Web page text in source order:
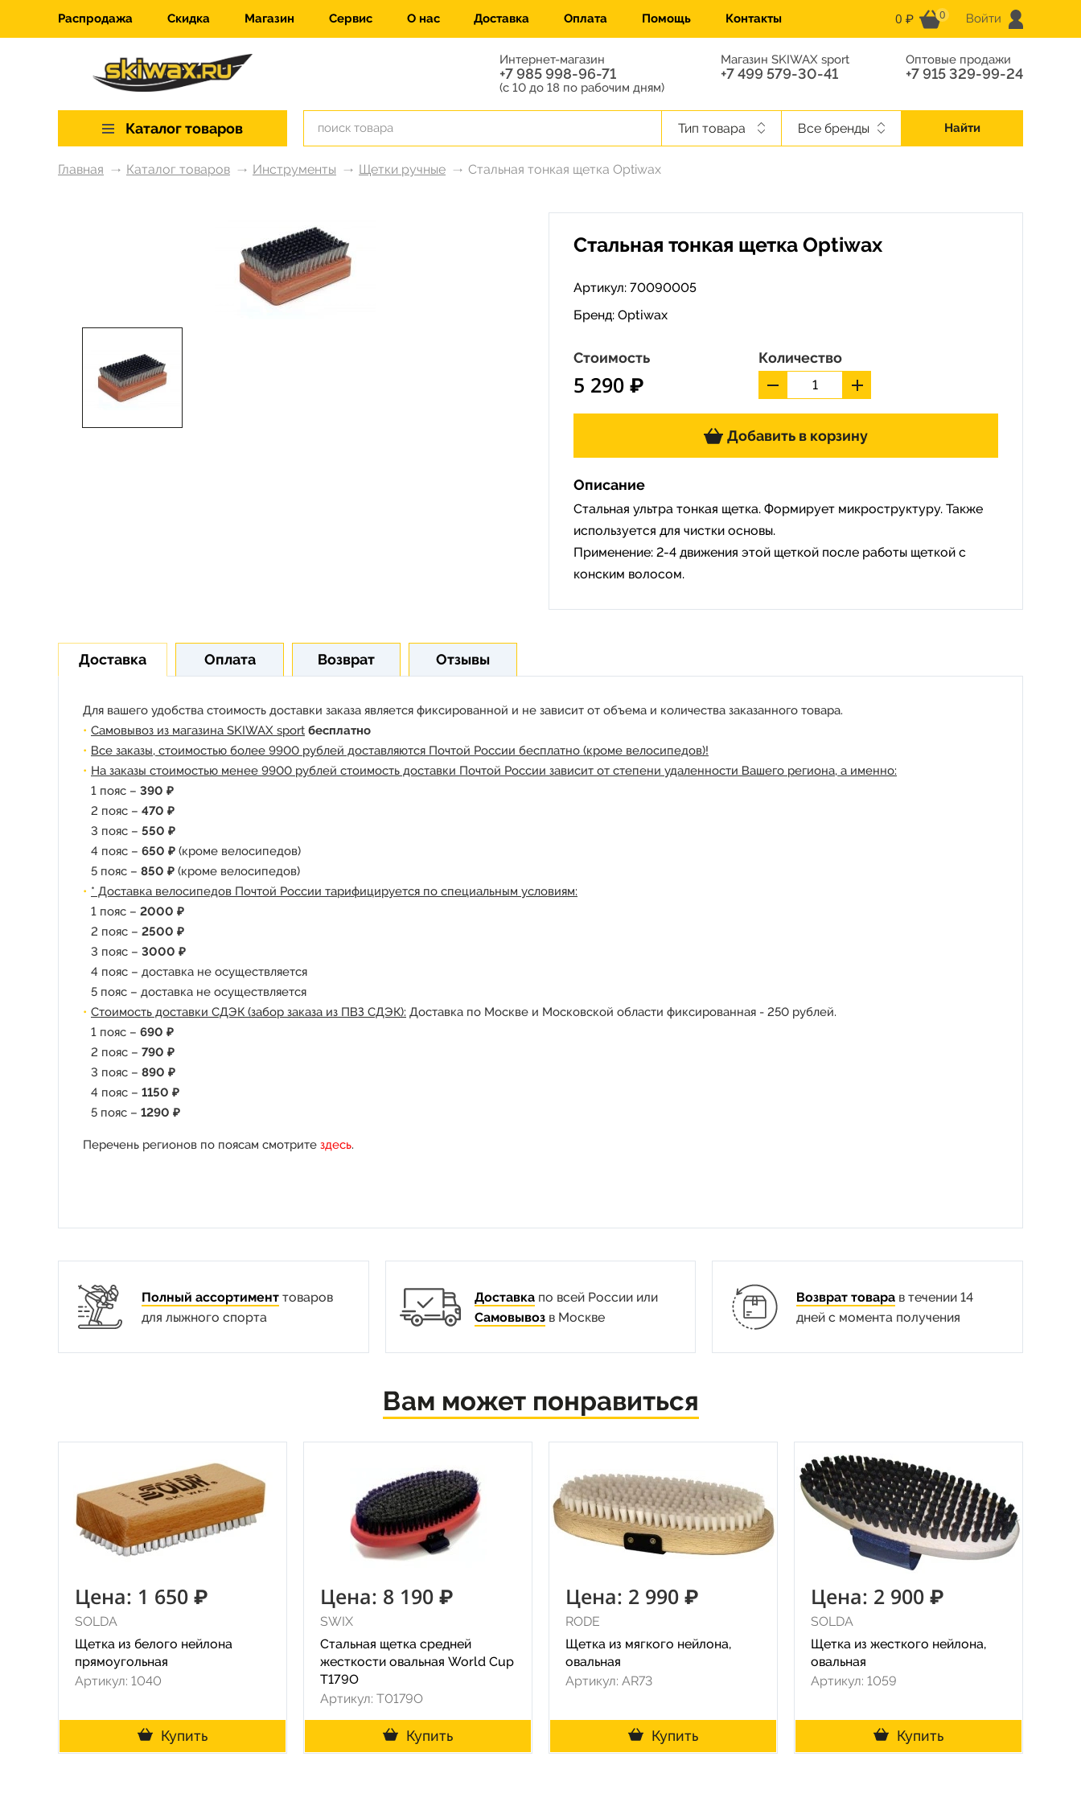
Распродажа Скидка Магазин Сервис О нас Доставка Оплата Помощь Контакты 0 ₽ 0 Войти
Интернет-магазин
+7 985 998-96-71
(с 10 до 18 по рабочим дням)
Магазин SKIWAX sport
+7 499 579-30-41
Оптовые продажи
+7 915 329-99-24
Каталог товаров Тип товара Все бренды Найти
Главная Каталог товаров Инструменты Щетки ручные Стальная тонкая щетка Optiwax
Стальная тонкая щетка Optiwax
Артикул: 70090005
Бренд: Optiwax
Стоимость
5 290 ₽
Количество
Добавить в корзину
Описание
Стальная ультра тонкая щетка. Формирует микроструктуру. Также
используется для чистки основы.
Применение: 2-4 движения этой щеткой после работы щеткой с
конским волосом.
Доставка Оплата Возврат Отзывы
Для вашего удобства стоимость доставки заказа является фиксированной и не зависит от объема и количества заказанного товара.
Самовывоз из магазина SKIWAX sport бесплатно
Все заказы, стоимостью более 9900 рублей доставляются Почтой России бесплатно (кроме велосипедов)!
На заказы стоимостью менее 9900 рублей стоимость доставки Почтой России зависит от степени удаленности Вашего региона, а именно:
1 пояс – 390 ₽
2 пояс – 470 ₽
3 пояс – 550 ₽
4 пояс – 650 ₽ (кроме велосипедов)
5 пояс – 850 ₽ (кроме велосипедов)
* Доставка велосипедов Почтой России тарифицируется по специальным условиям:
1 пояс – 2000 ₽
2 пояс – 2500 ₽
3 пояс – 3000 ₽
4 пояс – доставка не осуществляется
5 пояс – доставка не осуществляется
Стоимость доставки СДЭК (забор заказа из ПВЗ СДЭК): Доставка по Москве и Московской области фиксированная - 250 рублей.
1 пояс – 690 ₽
2 пояс – 790 ₽
3 пояс – 890 ₽
4 пояс – 1150 ₽
5 пояс – 1290 ₽
Перечень регионов по поясам смотрите здесь.
Полный ассортименттоваров
для лыжного спорта
Доставкапо всей России или
Самовывозв Москве
Возврат товарав течении 14
дней с момента получения
Вам может понравиться
Цена: 1 650 ₽
SOLDA
Щетка из белого нейлона
прямоугольная
Артикул: 1040
Купить
Цена: 8 190 ₽
SWIX
Стальная щетка средней
жесткости овальная World Cup
T179O
Артикул: T0179O
Купить
Цена: 2 990 ₽
RODE
Щетка из мягкого нейлона,
овальная
Артикул: AR73
Купить
Цена: 2 900 ₽
SOLDA
Щетка из жесткого нейлона,
овальная
Артикул: 1059
Купить